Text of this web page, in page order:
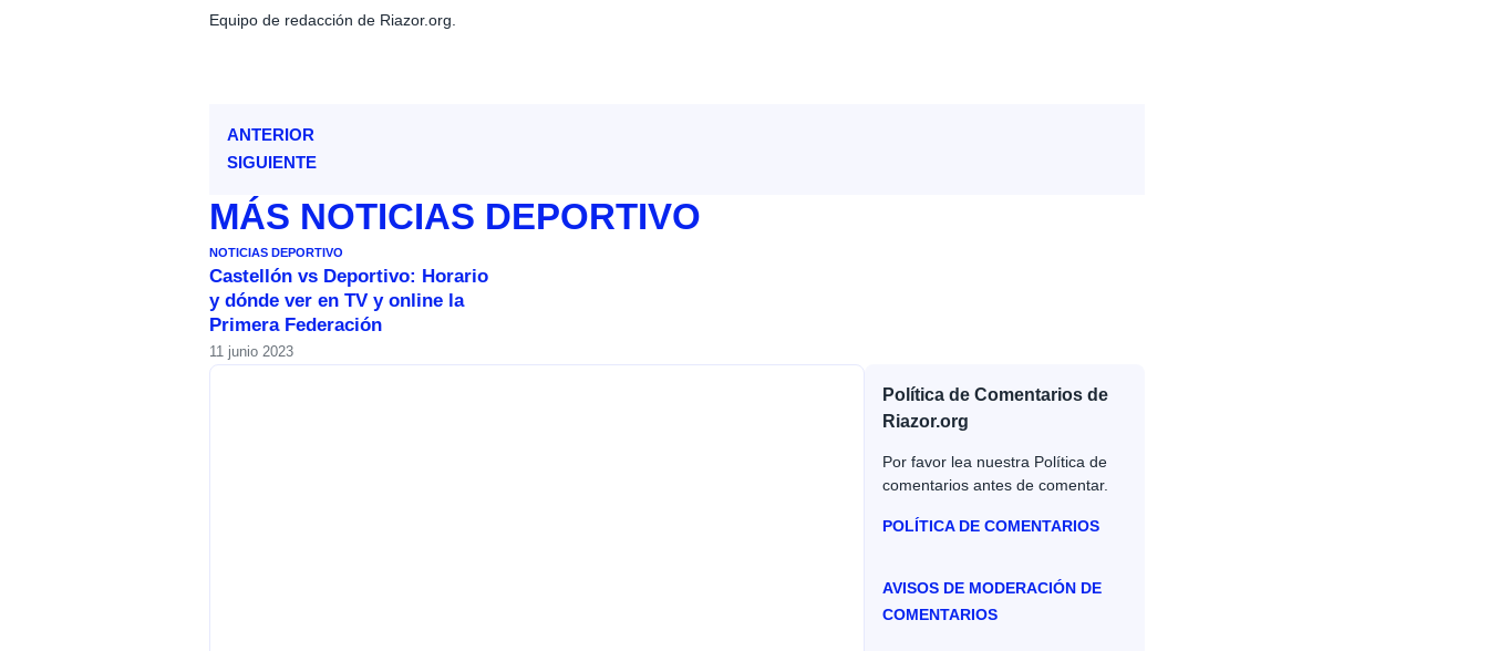
Equipo de redacción de Riazor.org.
ANTERIOR
SIGUIENTE
MÁS NOTICIAS DEPORTIVO
NOTICIAS DEPORTIVO
Castellón vs Deportivo: Horario
y dónde ver en TV y online la
Primera Federación
11 junio 2023
Política de Comentarios de
Riazor.org
Por favor lea nuestra Política de
comentarios antes de comentar.
POLÍTICA DE COMENTARIOS
AVISOS DE MODERACIÓN DE
COMENTARIOS